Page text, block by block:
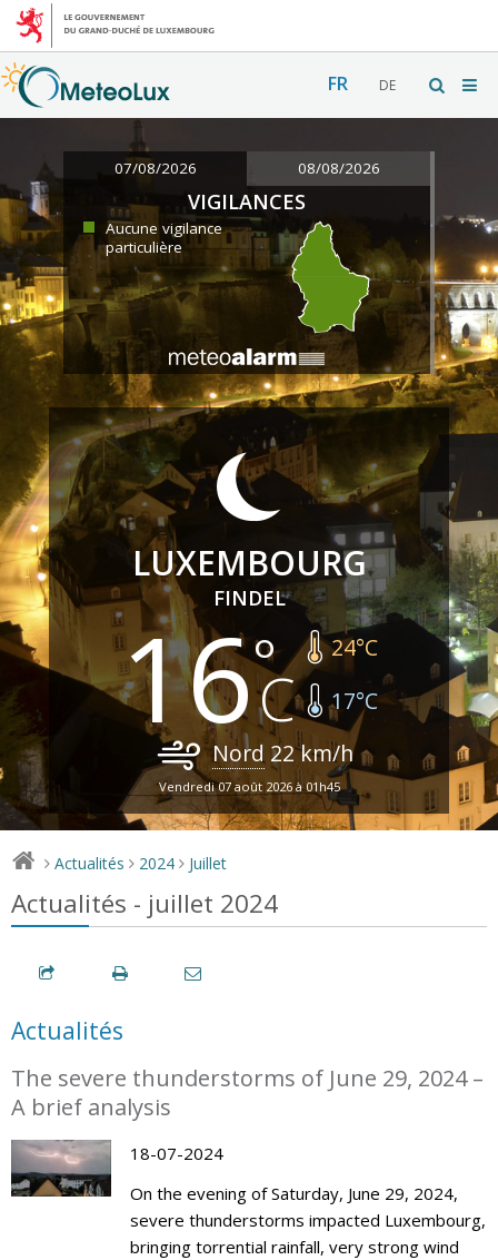
FR DE
07/08/2026 08/08/2026
VIGILANCES
Aucune vigilance
particulière
LUXEMBOURG
FINDEL
16 24°C
17°C
Nord 22km/h
Vendredi 07 août 2026 à 01h45
> Actualités > 2024 > Juillet
Actualités - juillet 2024
Actualités
The severe thunderstorms of June 29, 2024 –
A brief analysis
18-07-2024
On the evening of Saturday, June 29, 2024,
severe thunderstorms impacted Luxembourg,
bringing torrential rainfall, very strong wind